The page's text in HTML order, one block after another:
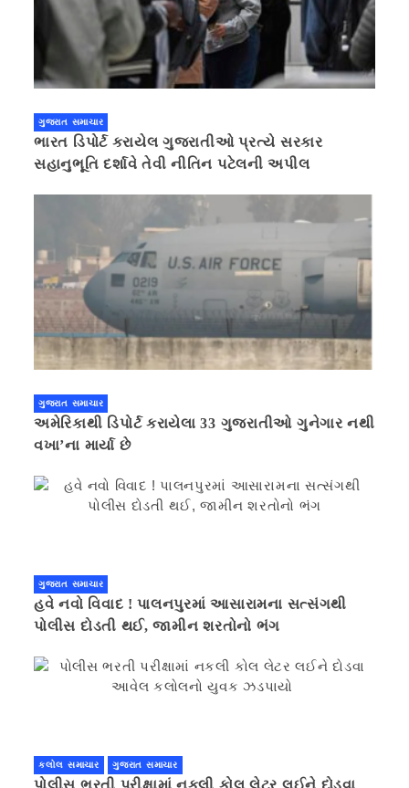
ગુજરાત સમાચાર
ભારત ડિપોર્ટ કરાયેલ ગુજરાતીઓ પ્રત્યે સરકાર
સહાનુભૂતિ દર્શાવે તેવી નીતિન પટેલની અપીલ
ગુજરાત સમાચાર
અમેરિકાથી ડિપોર્ટ કરાયેલા 33 ગુજરાતીઓ ગુનેગાર નથી
વખા’ના માર્યા છે
ગુજરાત સમાચાર
હવે નવો વિવાદ ! પાલનપુરમાં આસારામના સત્સંગથી
પોલીસ દોડતી થઈ, જામીન શરતોનો ભંગ
કલોલ સમાચાર ગુજરાત સમાચાર
પોલીસ ભરતી પરીક્ષામાં નકલી કોલ લેટર લઈને દોડવા